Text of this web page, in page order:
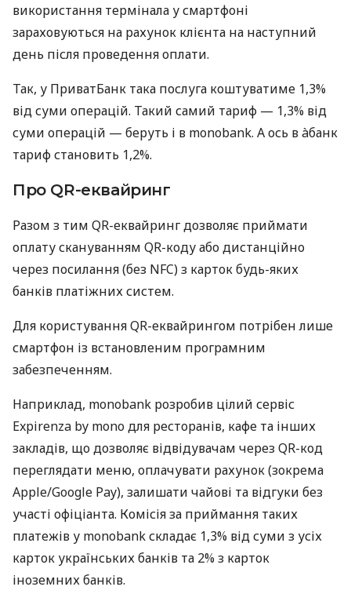
використання термінала у смартфоні
зараховуються на рахунок клієнта на наступний
день після проведення оплати.
Так, у ПриватБанк така послуга коштуватиме 1,3%
від суми операцій. Такий самий тариф — 1,3% від
суми операцій — беруть і в monobank. А ось в àбанк
тариф становить 1,2%.
Про QR-еквайринг
Разом з тим QR-еквайринг дозволяє приймати
оплату скануванням QR-коду або дистанційно
через посилання (без NFC) з карток будь-яких
банків платіжних систем.
Для користування QR-еквайрингом потрібен лише
смартфон із встановленим програмним
забезпеченням.
Наприклад, monobank розробив цілий сервіс
Expirenza by mono для ресторанів, кафе та інших
закладів, що дозволяє відвідувачам через QR-код
переглядати меню, оплачувати рахунок (зокрема
Apple/Google Pay), залишати чайові та відгуки без
участі офіціанта. Комісія за приймання таких
платежів у monobank складає 1,3% від суми з усіх
карток українських банків та 2% з карток
іноземних банків.